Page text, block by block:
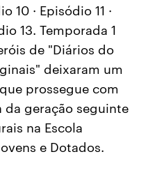
10 · Episódio 11 ·
13. Temporada 1
de "Diários do
deixaram um
prossegue com
da geração seguinte
na Escola
e Dotados.